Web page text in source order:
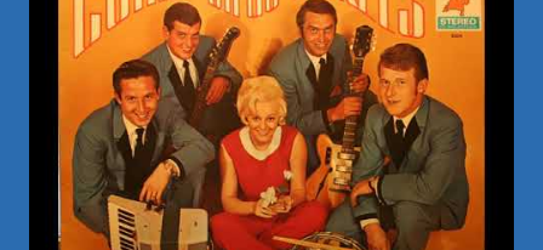
DE
POMPBEDIENDE